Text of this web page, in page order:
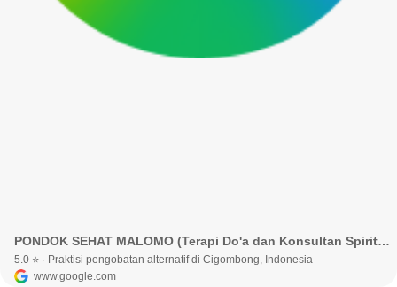
PONDOK SEHAT MALOMO (Terapi Do'a dan Konsultan Spiritual Ust. Aris Alwi) · Kabupaten Bogor, Jawa Barat, Indonesia
5.0 ⭐ · Praktisi pengobatan alternatif di Cigombong, Indonesia
www.google.com